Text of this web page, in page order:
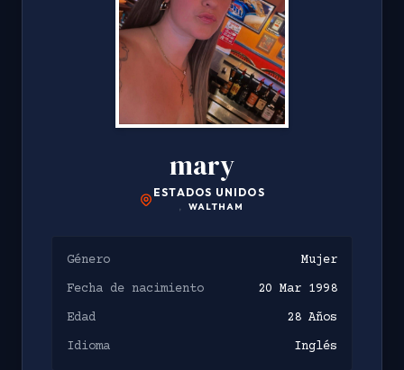
mary
ESTADOS UNIDOS
, WALTHAM
Género
Mujer
Fecha de nacimiento
20 Mar 1998
Edad
28 Años
Idioma
Inglés